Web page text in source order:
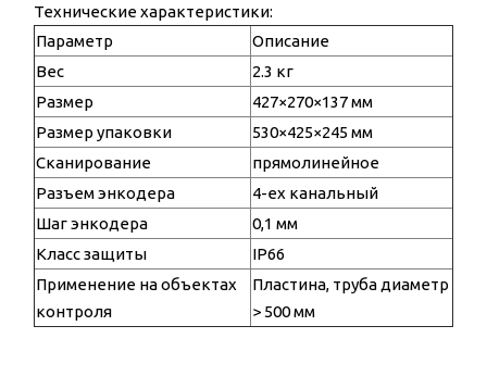
Технические характеристики:
Параметр
Описание
Вес
2.3 кг
Размер
427×270×137 мм
Размер упаковки
530×425×245 мм
Сканирование
прямолинейное
Разъем энкодера
4-ех канальный
Шаг энкодера
0,1 мм
Класс защиты
IP66
Применение на объектах
контроля
Пластина, труба диаметр
> 500 мм